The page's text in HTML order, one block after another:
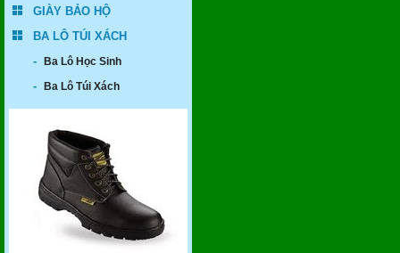
GIÀY BẢO HỘ
BA LÔ TÚI XÁCH
-
Ba Lô Học Sinh
- Ba Lô Túi Xách